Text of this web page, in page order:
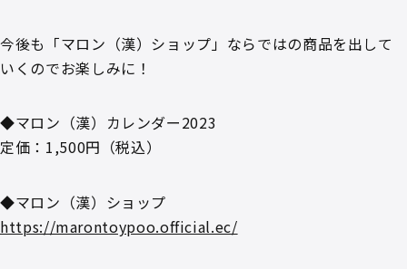
今後も「マロン（漢）ショップ」ならではの商品を出して
いくのでお楽しみに！
◆マロン（漢）カレンダー2023
定価：1,500円（税込）
◆マロン（漢）ショップ
https://marontoypoo.official.ec/